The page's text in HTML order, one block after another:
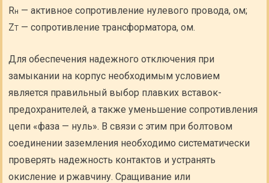
Rн — активное сопротивление нулевого провода, ом;
ZT — сопротивление трансформатора, ом.
Для обеспечения надежного отключения при
замыкании на корпус необходимым условием
является правильный выбор плавких вставок-
предохранителей, а также уменьшение сопротивления
цепи «фаза — нуль». В связи с этим при болтовом
соединении заземления необходимо систематически
проверять надежность контактов и устранять
окисление и ржавчину. Сращивание или